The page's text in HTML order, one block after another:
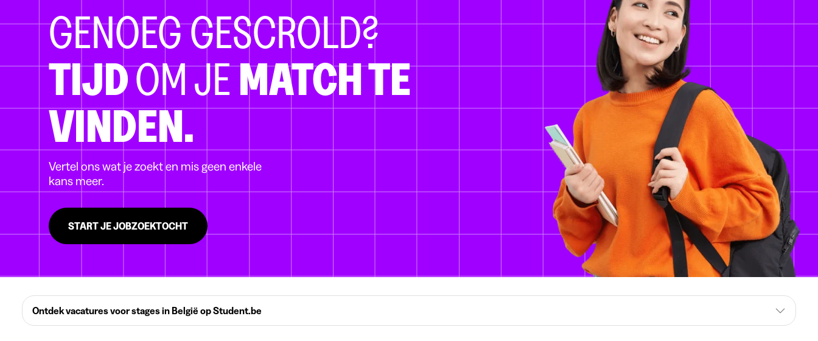
GENOEG GESCROLD?
TIJDOM JEMATCH TE
VINDEN.
Vertel ons wat je zoekt en mis geen enkele
kans meer.
START JE JOBZOEKTOCHT
Ontdek vacatures voor stages in België op Student.be